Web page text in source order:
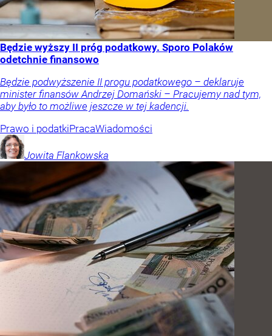
Będzie wyższy II próg podatkowy. Sporo Polaków
odetchnie finansowo
Będzie podwyższenie II progu podatkowego – deklaruje
minister finansów Andrzej Domański – Pracujemy nad tym,
aby było to możliwe jeszcze w tej kadencji.
Prawo i podatkiPracaWiadomości
Jowita Flankowska